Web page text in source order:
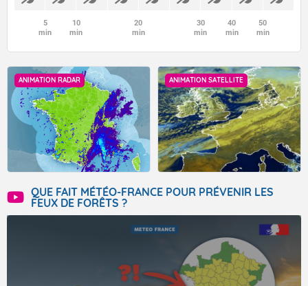
5
min
10
min
20
min
30
min
40
min
50
min
ANIMATION RADAR ANIMATION SATELLITE
QUE FAIT MÉTÉO-FRANCE POUR PRÉVENIR LES
FEUX DE FORÊTS ?